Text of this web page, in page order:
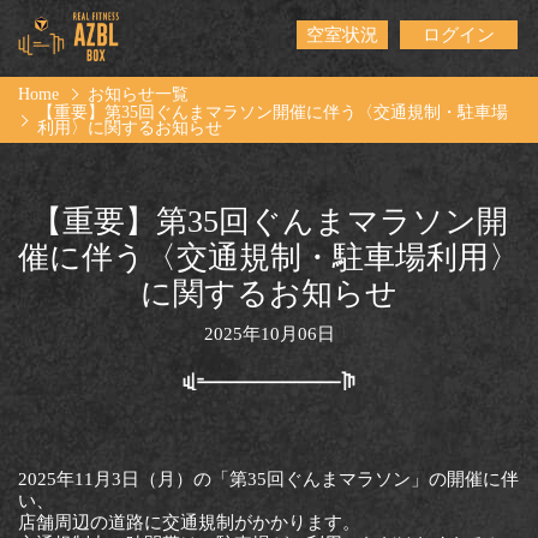
空室状況 ログイン
Home
お知らせ一覧
【重要】第35回ぐんまマラソン開催に伴う〈交通規制・駐車場
利用〉に関するお知らせ
【重要】第35回ぐんまマラソン開
催に伴う〈交通規制・駐車場利用〉
に関するお知らせ
2025年10月06日
2025年11月3日（月）の「第35回ぐんまマラソン」の開催に伴
い、
店舗周辺の道路に交通規制がかかります。